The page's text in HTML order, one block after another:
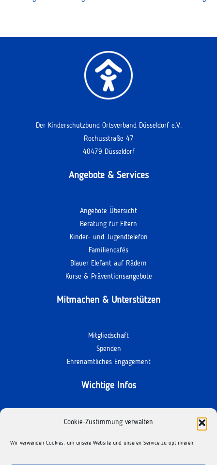
Cookie-Zustimmung verwalten
Wir verwenden Cookies, um unsere Website und unseren Service zu optimieren.
Der Kinderschutzbund Ortsverband Düsseldorf e.V.
Rochusstraße 47
40479 Düsseldorf
Angebote & Services
Angebote Übersicht
Beratung für Eltern
Kinder- und Jugendtelefon
Familiencafés
Blauer Elefant auf Rädern
Kurse & Präventionsangebote
Mitmachen & Unterstützen
Mitgliedschaft
Spenden
Ehrenamtliches Engagement
Wichtige Infos
Kontakt